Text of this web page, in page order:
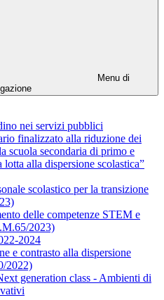
Menu di
nei servizi pubblici
finalizzato alla riduzione dei
scuola secondaria di primo e
lotta alla dispersione scolastica”
scolastico per la transizione
delle competenze STEM e
2023)
2024
e contrasto alla dispersione
2022)
generation class - Ambienti di